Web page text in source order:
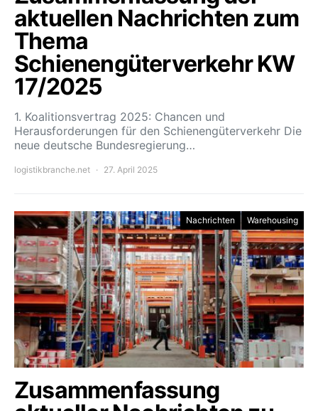
aktuellen Nachrichten zum
Thema
Schienengüterverkehr KW
17/2025
1. Koalitionsvertrag 2025: Chancen und
Herausforderungen für den Schienengüterverkehr Die
neue deutsche Bundesregierung…
logistikbranche.net 27. April 2025
Nachrichten Warehousing
Zusammenfassung